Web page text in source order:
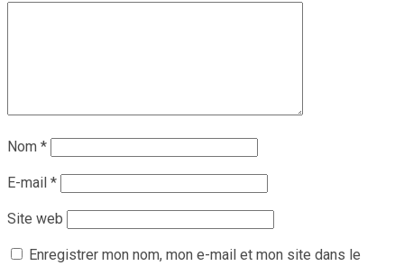
Nom *
E-mail *
Site web
Enregistrer mon nom, mon e-mail et mon site dans le